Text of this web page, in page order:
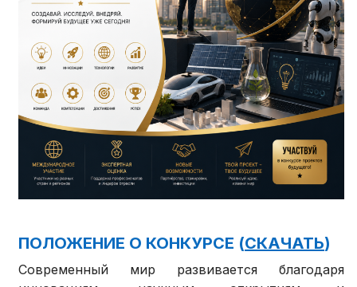
ПОЛОЖЕНИЕ О КОНКУРСЕ (СКАЧАТЬ)
Современный мир развивается благодаря